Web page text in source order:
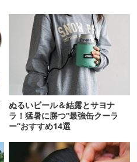
ぬるいビール＆結露とサヨナ
ラ！猛暑に勝つ“最強缶クーラ
ー”おすすめ14選